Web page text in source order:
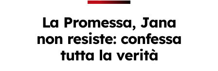
La Promessa, Jana
non resiste: confessa
tutta la verità